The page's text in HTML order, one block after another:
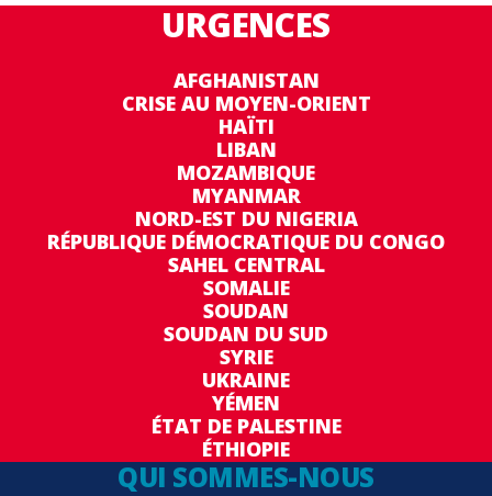
URGENCES
AFGHANISTAN
CRISE AU MOYEN-ORIENT
HAÏTI
LIBAN
MOZAMBIQUE
MYANMAR
NORD-EST DU NIGERIA
RÉPUBLIQUE DÉMOCRATIQUE DU CONGO
SAHEL CENTRAL
SOMALIE
SOUDAN
SOUDAN DU SUD
SYRIE
UKRAINE
YÉMEN
ÉTAT DE PALESTINE
ÉTHIOPIE
QUI SOMMES-NOUS